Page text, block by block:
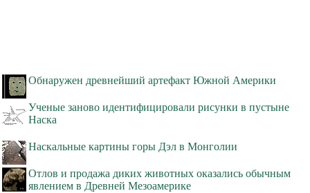
Обнаружен древнейший артефакт Южной Америки
Ученые заново идентифицировали рисунки в пустыне
Наска
Наскальные картины горы Дэл в Монголии
Отлов и продажа диких животных оказались обычным
явлением в Древней Мезоамерике